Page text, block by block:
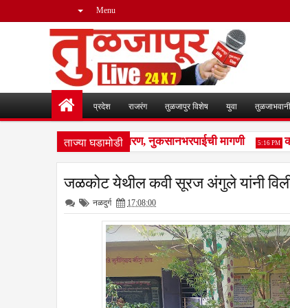
Menu
प्रदेश राजरंग तुळजापुर विशेष युवा तुळजाभवानी
ताज्या घडामोडी
भीतीचे वातावरण, नुकसानभरपाईची मागणी 5:16 PM कर
जळकोट येथील कवी सूरज अंगुले यांनी
नळदुर्ग 17:08:00